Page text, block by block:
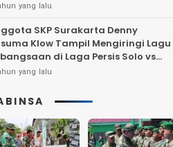
yang lalu
SKP Surakarta Denny
Klow Tampil Mengiringi Lagu
di Laga Persis Solo vs
Jakarta
yang lalu